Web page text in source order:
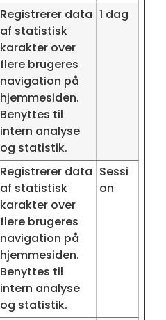
Registrerer data
af statistisk
karakter over
flere brugeres
navigation på
hjemmesiden.
Benyttes til
intern analyse
og statistik.
1 dag
Registrerer data
af statistisk
karakter over
flere brugeres
navigation på
hjemmesiden.
Benyttes til
intern analyse
og statistik.
Sessi
on